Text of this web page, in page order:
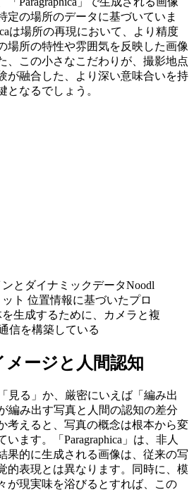
定の場所のデータに基づいていま
は場所の再現において、より精度
場所の特性や雰囲気を反映した画像
、この小さなこだわりが、撮影地点
が融合した、より深い意味合いを持
となるでしょう。
とダイナミックデータNoodl
ト 位置情報に基づいたプロ
生成するために、カメラと複
信を構築している
ージと人間認知
見る」か、厳密にいえば「編み出
編み出す写真と人間の認知の差分
考えると、写真の概念は根本から変
ます。「Paragraphica」は、非人
果的に生成される画像は、従来の写
的表現とは異なります。同時に、模
が現実味を浴びるとすれば、この